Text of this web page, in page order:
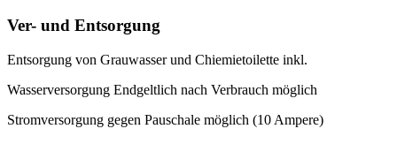
Ver- und Entsorgung
Entsorgung von Grauwasser und Chiemietoilette inkl.
Wasserversorgung Endgeltlich nach Verbrauch möglich
Stromversorgung gegen Pauschale möglich (10 Ampere)